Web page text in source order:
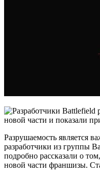
Разрушаемость является
разработчики из группы
подробно рассказали о
новой части франшизы.